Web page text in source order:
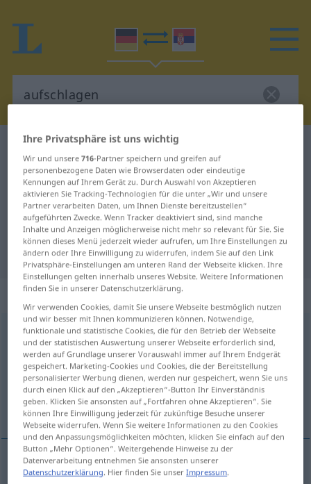
Deutsch-Serbisch Wörterbuch
Deutsch-Serbisch Übersetzung für
"aufschlagen"
"aufschlagen" Serbisch
Übersetzung
„aufschlagen“
aufschlagen
Übersicht aller Übersetzungen
(Für mehr Details die Übersetzung anklicken/antippen)
отварати, постављати, ударати
отварати aufschlagen Buch
Ihre Privatsphäre ist uns wichtig
Wir und unsere716-Partner speichern und greifen auf
personenbezogene Daten wie Browserdaten oder eindeutige
Kennungen auf Ihrem Gerät zu. Durch Auswahl von Akzeptieren
aktivieren Sie Tracking-Technologien für die unter „Wir und unsere
Partner verarbeiten Daten, um Ihnen Dienste bereitzustellen“
aufgeführten Zwecke. Wenn Tracker deaktiviert sind, sind manche
Inhalte und Anzeigen möglicherweise nicht mehr so relevant für Sie. Sie
können dieses Menü jederzeit wieder aufrufen, um Ihre Einstellungen zu
ändern oder Ihre Einwilligung zu widerrufen, indem Sie auf den Link
Privatsphäre-Einstellungen am unteren Rand der Webseite klicken. Ihre
Einstellungen gelten innerhalb unseres Website. Weitere Informationen
finden Sie in unserer Datenschutzerklärung.
Wir verwenden Cookies, damit Sie unsere Webseite bestmöglich nutzen
und wir besser mit Ihnen kommunizieren können. Notwendige,
funktionale und statistische Cookies, die für den Betrieb der Webseite
und der statistischen Auswertung unserer Webseite erforderlich sind,
werden auf Grundlage unserer Vorauswahl immer auf Ihrem Endgerät
gespeichert. Marketing-Cookies und Cookies, die der Bereitstellung
personalisierter Werbung dienen, werden nur gespeichert, wenn Sie uns
durch einen Klick auf den „Akzeptieren“-Button Ihr Einverständnis
geben. Klicken Sie ansonsten auf „Fortfahren ohne Akzeptieren“. Sie
können Ihre Einwilligung jederzeit für zukünftige Besuche unserer
Webseite widerrufen. Wenn Sie weitere Informationen zu den Cookies
und den Anpassungsmöglichkeiten möchten, klicken Sie einfach auf den
Button „Mehr Optionen“. Weitergehende Hinweise zu der
Datenverarbeitung entnehmen Sie ansonsten unserer
Datenschutzerklärung. Hier finden Sie unserImpressum.